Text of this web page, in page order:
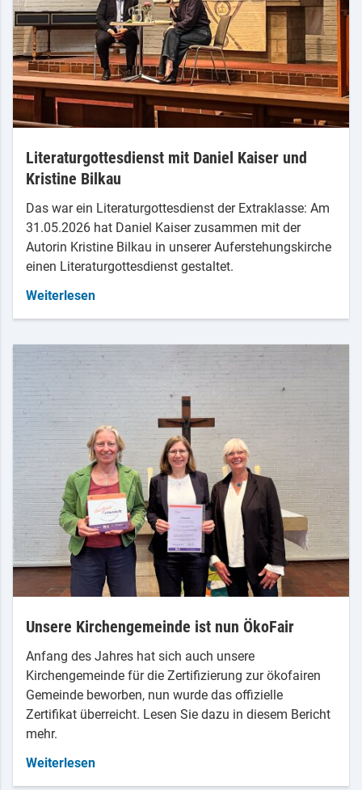
Literaturgottesdienst mit Daniel Kaiser und
Kristine Bilkau
Das war ein Literaturgottesdienst der Extraklasse: Am
31.05.2026 hat Daniel Kaiser zusammen mit der
Autorin Kristine Bilkau in unserer Auferstehungskirche
einen Literaturgottesdienst gestaltet.
Weiterlesen
Unsere Kirchengemeinde ist nun ÖkoFair
Anfang des Jahres hat sich auch unsere
Kirchengemeinde für die Zertifizierung zur ökofairen
Gemeinde beworben, nun wurde das offizielle
Zertifikat überreicht. Lesen Sie dazu in diesem Bericht
mehr.
Weiterlesen